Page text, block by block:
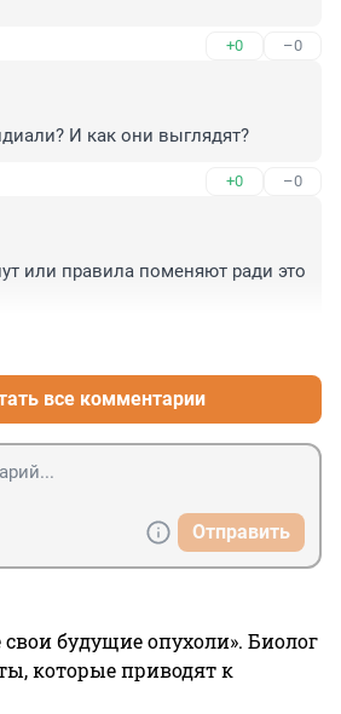
+0 –0
И как они выглядят?
+0 –0
или правила поменяют ради это
все комментарии
Отправить
будущие опухоли». Биолог
которые приводят к